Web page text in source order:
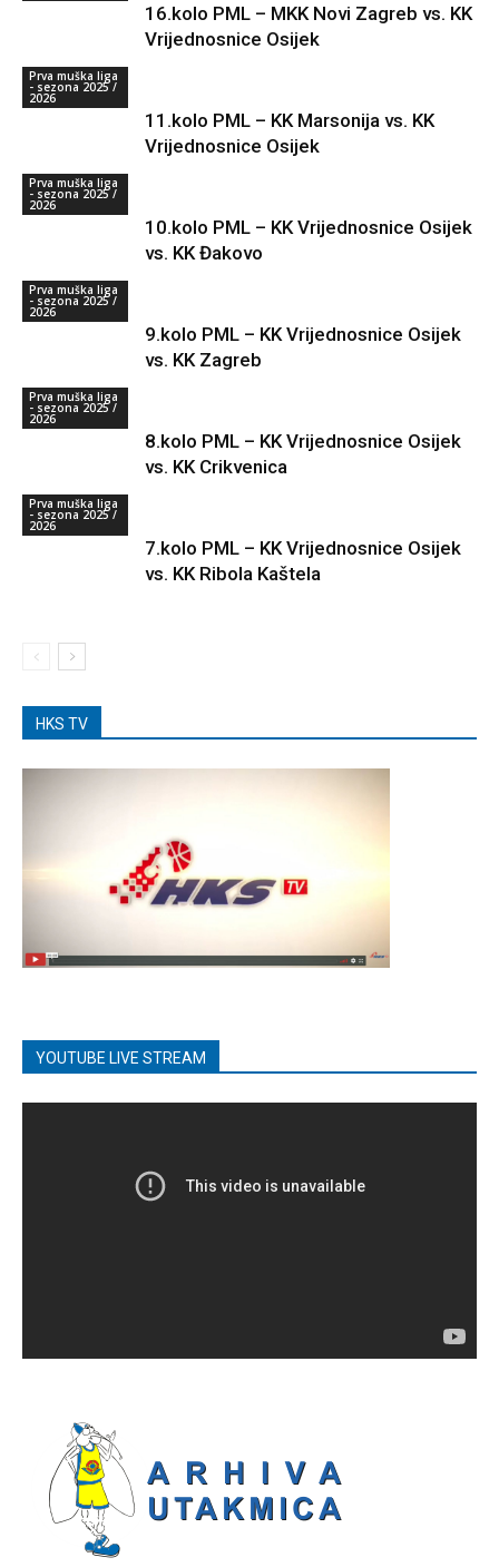
16.kolo PML – MKK Novi Zagreb vs. KK
Vrijednosnice Osijek
Prva muška liga
- sezona 2025 /
2026
11.kolo PML – KK Marsonija vs. KK
Vrijednosnice Osijek
Prva muška liga
- sezona 2025 /
2026
10.kolo PML – KK Vrijednosnice Osijek
vs. KK Đakovo
Prva muška liga
- sezona 2025 /
2026
9.kolo PML – KK Vrijednosnice Osijek
vs. KK Zagreb
Prva muška liga
- sezona 2025 /
2026
8.kolo PML – KK Vrijednosnice Osijek
vs. KK Crikvenica
Prva muška liga
- sezona 2025 /
2026
7.kolo PML – KK Vrijednosnice Osijek
vs. KK Ribola Kaštela
HKS TV
YOUTUBE LIVE STREAM